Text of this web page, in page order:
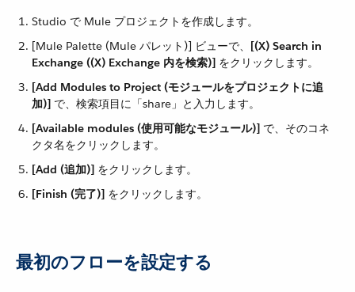
Studio で Mule プロジェクトを作成します。
[Mule Palette (Mule パレット)] ビューで、​ [(X) Search in
Exchange ((X) Exchange 内を検索)] ​ をクリックします。
[Add Modules to Project (モジュールをプロジェクトに追
加)] ​ で、検索項目に「share」と入力します。
[Available modules (使用可能なモジュール)] ​ で、そのコネ
クタ名をクリックします。
[Add (追加)] ​ をクリックします。
[Finish (完了)] ​ をクリックします。
最初のフローを設定する